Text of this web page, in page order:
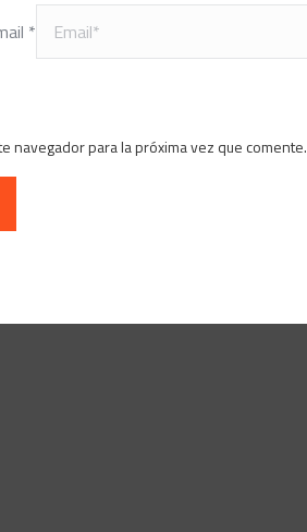
*
navegador para la próxima vez que comente.